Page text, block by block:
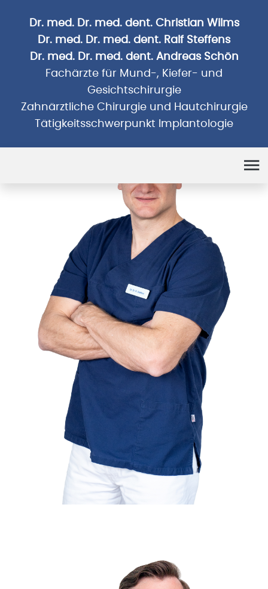
Dr. med. Dr. med. dent. Christian Wilms
Dr. med. Dr. med. dent. Ralf Steffens
Dr. med. Dr. med. dent. Andreas Schön
Fachärzte für Mund-, Kiefer- und
Gesichtschirurgie
Zahnärztliche Chirurgie und Hautchirurgie
Tätigkeitsschwerpunkt Implantologie